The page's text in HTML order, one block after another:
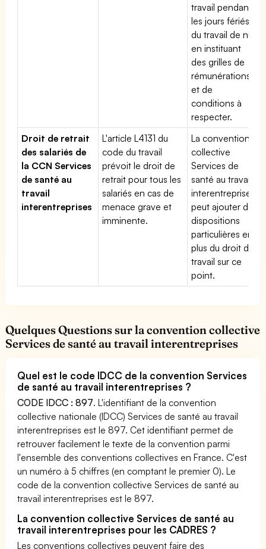
travail pendant
les jours fériés,
du travail de nuit
en instituant
des grilles de
rémunérations
et de
conditions à
respecter.
Droit de retrait
des salariés de
la CCN Services
de santé au
travail
interentreprises
L'article L4131 du
code du travail
prévoit le droit de
retrait pour tous les
salariés en cas de
menace grave et
imminente.
La convention
collective
Services de
santé au travail
interentreprises
peut ajouter des
dispositions
particulières en
plus du droit du
travail sur ce
point.
Quelques Questions sur la convention collective
Services de santé au travail interentreprises
Quel est le code IDCC de la convention Services
de santé au travail interentreprises ?
CODE IDCC : 897. L'identifiant de la convention
collective nationale (IDCC) Services de santé au travail
interentreprises est le 897. Cet identifiant permet de
retrouver facilement le texte de la convention parmi
l'ensemble des conventions collectives en France. C'est
un numéro à 5 chiffres (en comptant le premier 0). Le
code de la convention collective Services de santé au
travail interentreprises est le 897.
La convention collective Services de santé au
travail interentreprises pour les CADRES ?
Les conventions collectives peuvent faire des